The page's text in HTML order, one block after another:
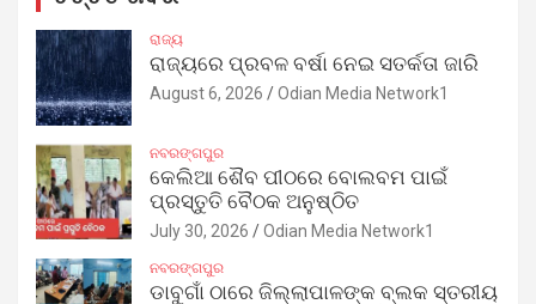
ରାଜ୍ୟ
ରାଜ୍ୟରେ ପ୍ରବଳ ବର୍ଷା ନେଇ ସତର୍କତା ଜାରି
August 6, 2026 Odian Media Network1
ନବରଙ୍ଗପୁର
କେଲିଆ ଶୈବ ପୀଠରେ ବୋଲବମ ପାଇଁ
ପ୍ରସ୍ତୁତି ବୈଠକ ଅନୁଷ୍ଠିତ
July 30, 2026 Odian Media Network1
ନବରଙ୍ଗପୁର
ଡାବୁଗାଁ ଠାରେ ଜିଲ୍ଲାପାଳଙ୍କ ବ୍ଲକ ସ୍ତରୀୟ